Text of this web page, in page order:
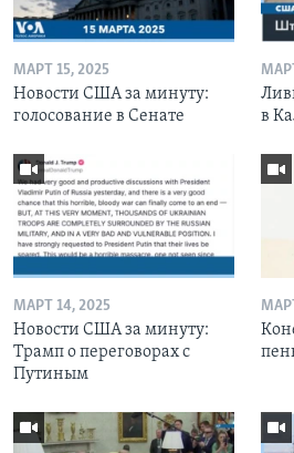
МАРТ 15, 2025
Новости США за минуту:
голосование в Сенате
в
МАРТ 14, 2025
Новости США за минуту:
Трамп о переговорах с
Путиным